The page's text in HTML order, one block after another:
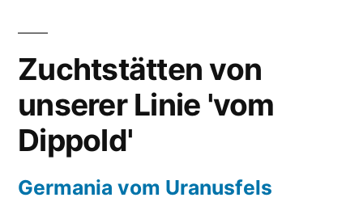
Zuchtstätten von
unserer Linie 'vom
Dippold'
Germania vom Uranusfels